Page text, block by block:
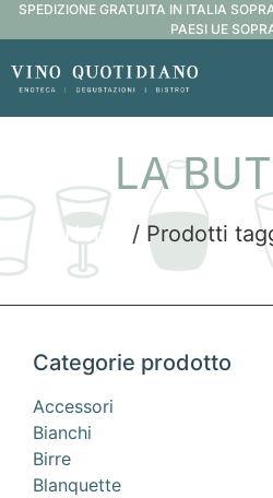
SPEDIZIONE GRATUITA IN ITALIA
PAESI UE
LA
Home / Prodotti
Categorie prodotto
Accessori
Bianchi
Birre
Blanquette